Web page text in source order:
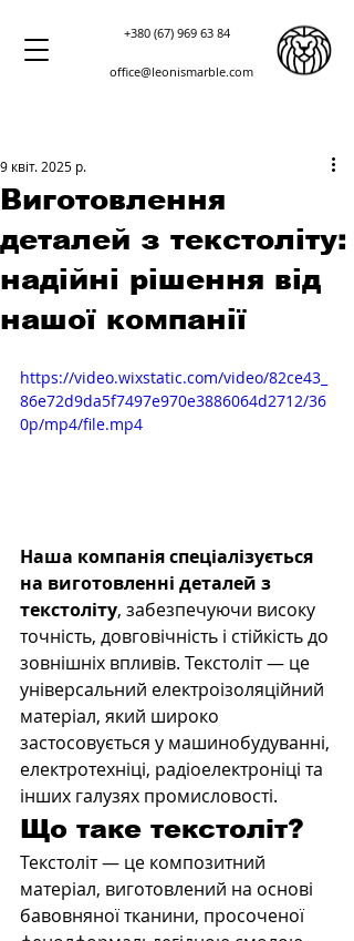
+380 (67) 969 63 84
office@leonismarble.com
Виготовлення
деталей з текстоліту:
надійні рішення від
нашої компанії
9 квіт. 2025 р.
https://video.wixstatic.com/video/82ce43_
86e72d9da5f7497e970e3886064d2712/36
0p/mp4/file.mp4
Наша компанія спеціалізується
на виготовленні деталей з
текстоліту, забезпечуючи високу
точність, довговічність і стійкість до
зовнішніх впливів. Текстоліт — це
універсальний електроізоляційний
матеріал, який широко
застосовується у машинобудуванні,
електротехніці, радіоелектроніці та
інших галузях промисловості.
Що таке текстоліт?
Текстоліт — це композитний
матеріал, виготовлений на основі
бавовняної тканини, просоченої